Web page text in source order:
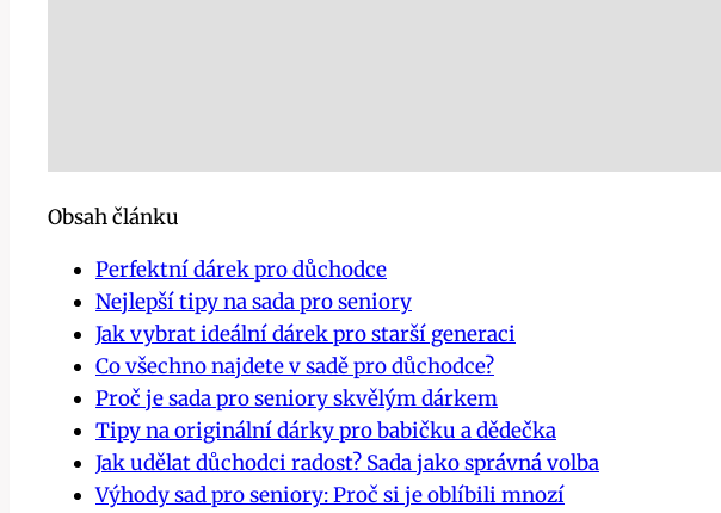
Obsah článku
Perfektní dárek pro důchodce
Nejlepší tipy na sada pro seniory
Jak vybrat ideální dárek pro starší generaci
Co všechno najdete v sadě pro důchodce?
Proč je sada pro seniory skvělým dárkem
Tipy na originální dárky pro babičku a dědečka
Jak udělat důchodci radost? Sada jako správná volba
Výhody sad pro seniory: Proč si je oblíbili mnozí